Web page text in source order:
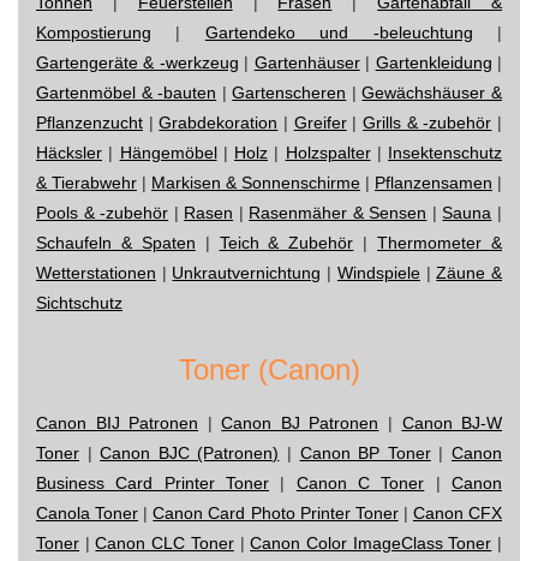
Kompostierung | Gartendeko und -beleuchtung |
Gartengeräte & -werkzeug | Gartenhäuser| Gartenkleidung |
Gartenmöbel & -bauten |Gartenscheren |Gewächshäuser &
Pflanzenzucht |Grabdekoration | Greifer|Grills & -zubehör |
Häcksler | Hängemöbel| Holz | Holzspalter| Insektenschutz
& Tierabwehr | Markisen & Sonnenschirme | Pflanzensamen |
Pools & -zubehör | Rasen | Rasenmäher & Sensen |Sauna |
Schaufeln & Spaten | Teich & Zubehör |Thermometer &
Wetterstationen | Unkrautvernichtung | Windspiele|Zäune &
Sichtschutz
Toner (Canon)
Canon BIJ Patronen |Canon BJ Patronen | Canon BJ-W
Toner |Canon BJC (Patronen) | Canon BP Toner|Canon
Business Card Printer Toner | Canon C Toner |Canon
Canola Toner |Canon Card Photo Printer Toner| Canon CFX
Toner |Canon CLC Toner|Canon Color ImageClass Toner |